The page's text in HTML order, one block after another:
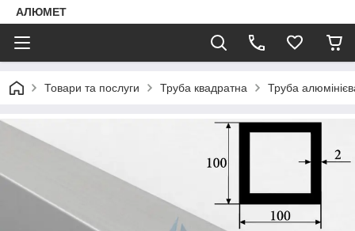
АЛЮМЕТ
Товари та послуги Труба квадратна Труба